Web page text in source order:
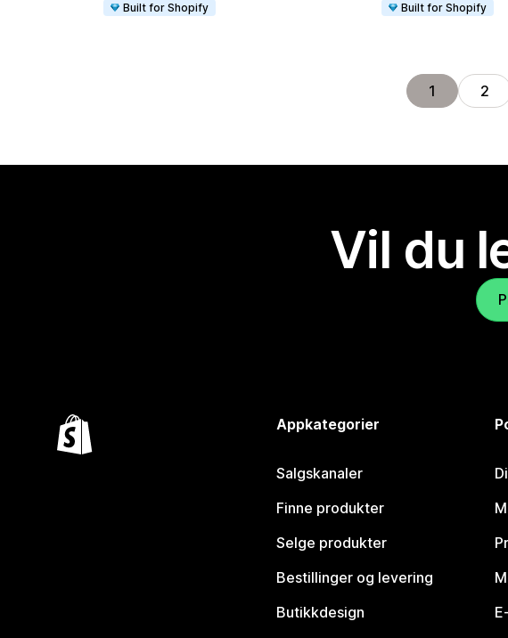
Built for Shopify
Built for Shopify
1 2
Vil du
Appkategorier
Salgskanaler
Finne produkter
Selge produkter
Bestillinger og levering
Butikkdesign